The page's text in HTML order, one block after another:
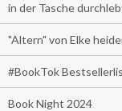
in der Tasche
"Altern" von Elke
#BookTok
Book Night 2024